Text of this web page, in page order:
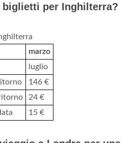
biglietti per Inghilterra?
marzo
luglio
146 €
24 €
15 €